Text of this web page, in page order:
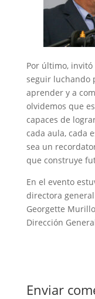
Por último,
seguir luchando
aprender y a
olvidemos que
capaces de
cada aula, cada
sea un
que construye
En el evento
directora
Georgette
Dirección
Enviar